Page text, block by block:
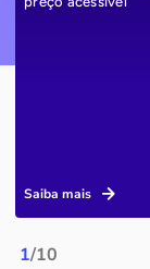
1/10
Saiba mais